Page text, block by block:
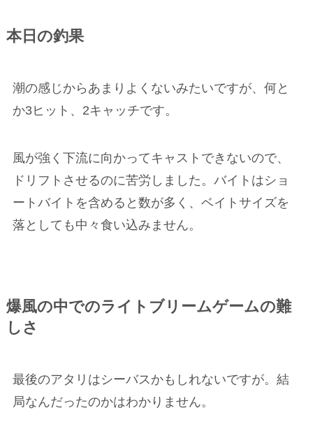
本日の釣果
潮の感じからあまりよくないみたいですが、何と
か3ヒット、2キャッチです。
風が強く下流に向かってキャストできないので、
ドリフトさせるのに苦労しました。バイトはショ
ートバイトを含めると数が多く、ベイトサイズを
落としても中々食い込みません。
爆風の中でのライトブリームゲームの難
しさ
最後のアタリはシーバスかもしれないですが。結
局なんだったのかはわかりません。